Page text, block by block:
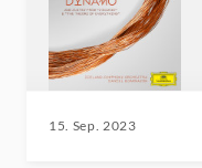
15. Sep. 2023